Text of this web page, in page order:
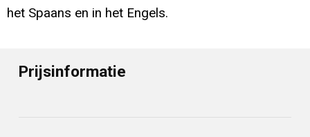
het Spaans en in het Engels.
Prijsinformatie